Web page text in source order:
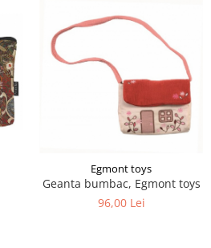
Egmont toys
Geanta bumbac, Egmont toys
96,00 Lei